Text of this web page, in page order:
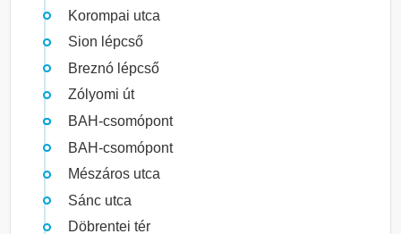
Korompai utca
Sion lépcső
Breznó lépcső
Zólyomi út
BAH-csomópont
BAH-csomópont
Mészáros utca
Sánc utca
Döbrentei tér